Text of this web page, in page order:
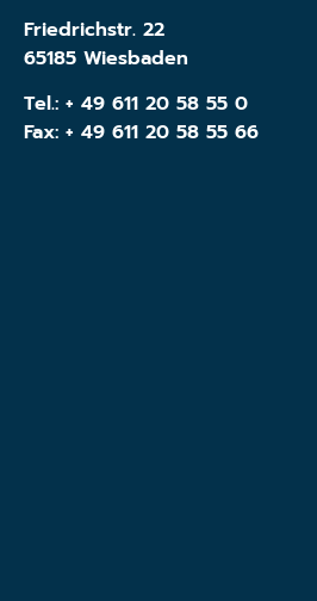
Friedrichstr. 22
65185 Wiesbaden
Tel.: + 49 611 20 58 55 0
Fax: + 49 611 20 58 55 66